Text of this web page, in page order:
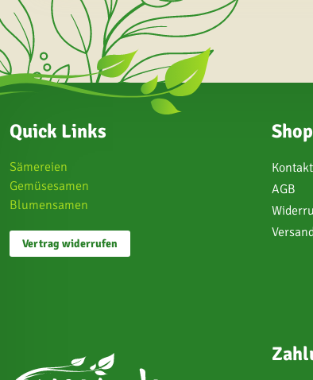
Quick Links
Sämereien
Gemüsesamen
Blumensamen
Vertrag widerrufen
Kontakt
AGB